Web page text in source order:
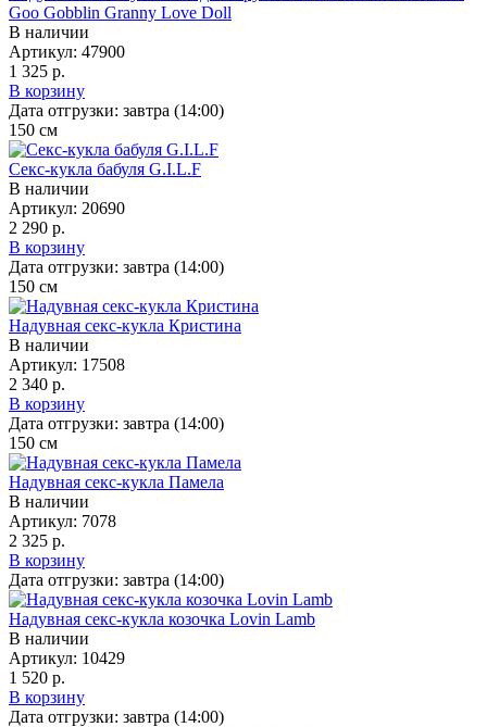
Goo Gobblin Granny Love Doll
В наличии
Артикул: 47900
1 325 р.
В корзину
Дата отгрузки: завтра (14:00)
150 см
Секс-кукла бабуля G.I.L.F
В наличии
Артикул: 20690
2 290 р.
В корзину
Дата отгрузки: завтра (14:00)
150 см
Надувная секс-кукла Кристина
В наличии
Артикул: 17508
2 340 р.
В корзину
Дата отгрузки: завтра (14:00)
150 см
Надувная секс-кукла Памела
В наличии
Артикул: 7078
2 325 р.
В корзину
Дата отгрузки: завтра (14:00)
Надувная секс-кукла козочка Lovin Lamb
В наличии
Артикул: 10429
1 520 р.
В корзину
Дата отгрузки: завтра (14:00)